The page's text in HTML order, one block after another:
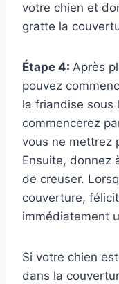
votre chien et
gratte la
Étape 4: Après
pouvez
la friandise sous
commencerez
vous ne mettrez
Ensuite, donnez
de creuser.
couverture,
immédiatement
Si votre chien
dans la